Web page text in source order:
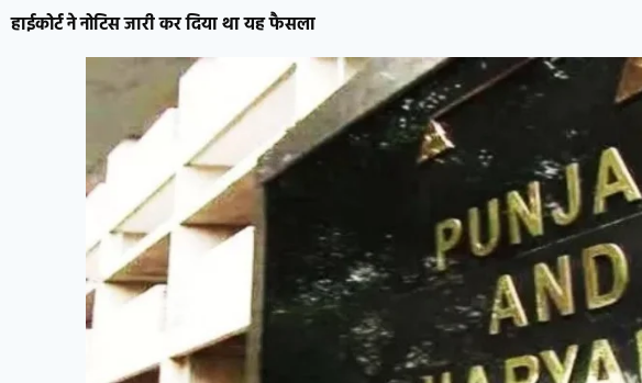
हाईकोर्ट ने नोटिस जारी कर दिया था यह फैसला